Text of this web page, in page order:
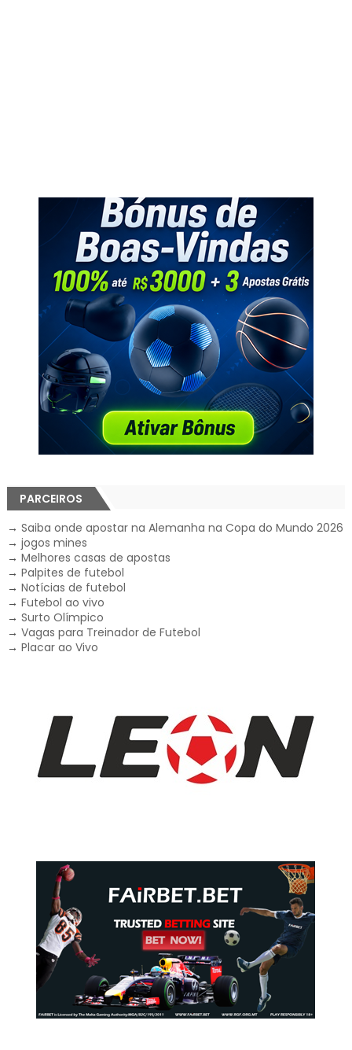
PARCEIROS
→ Saiba onde apostar na Alemanha na Copa do Mundo 2026
→ jogos mines
→ Melhores casas de apostas
→ Palpites de futebol
→ Notícias de futebol
→ Futebol ao vivo
→ Surto Olímpico
→ Vagas para Treinador de Futebol
→ Placar ao Vivo